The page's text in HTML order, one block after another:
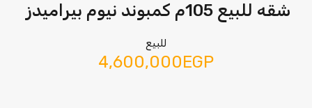
شقه للبيع 105م كمبوند نيوم بيراميدز
للبيع
4,600,000EGP